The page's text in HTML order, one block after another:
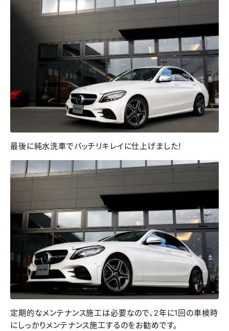
最後に純水洗車でバッチリキレイに仕上げました！
定期的なメンテナンス施工は必要なので、2年に1回の車検時
にしっかりメンテナンス施工するのをお勧めです。